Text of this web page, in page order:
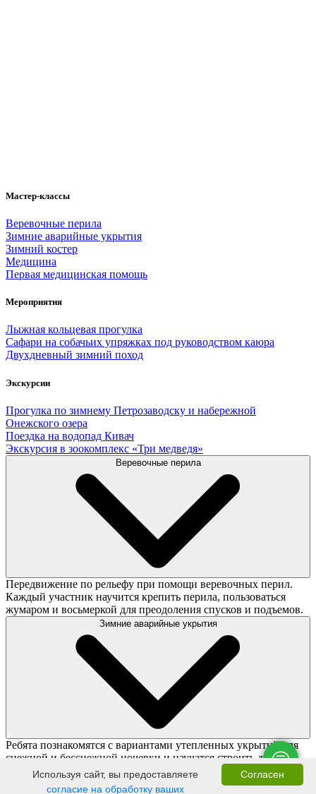
Мастер-классы
Веревочные перила
Зимние аварийные укрытия
Зимний костер
Медицина
Первая медицинская помощь
Мероприятия
Лыжная кольцевая прогулка
Сафари на собачьих упряжках под руководством каюра
Двухдневный зимний поход
Экскурсии
Прогулка по зимнему Петрозаводску и набережной
Онежского озера
Поездка на водопад Кивач
Экскурсия в зоокомплекс «Три медведя»
Веревочные перила
Передвижение по рельефу при помощи веревочных перил.
Каждый участник научится крепить перила, пользоваться
жумаром и восьмеркой для преодоления спусков и подъемов.
Зимние аварийные укрытия
Ребята познакомятся с вариантами утепленных укрытий для
снежной и бесснежной ночевки и научатся строить два
разных типа укрытий.
Согласен
Используя сайт, вы предоставляете
согласие на обработку ваших